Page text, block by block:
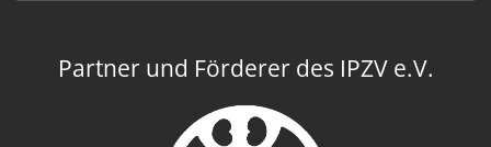
Partner und Förderer des IPZV e.V.